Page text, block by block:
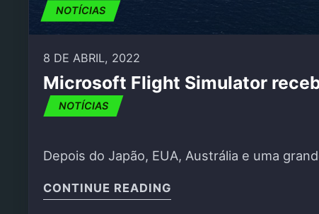
NOTÍCIAS
8 DE ABRIL, 2022
Microsoft Flight Simulator
NOTÍCIAS
Depois do Japão, EUA, Austrália e uma
CONTINUE READING